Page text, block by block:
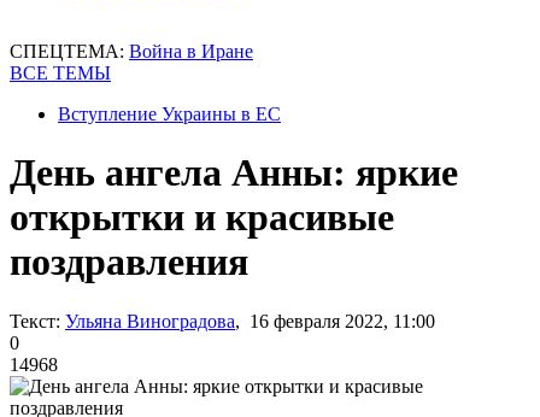
СПЕЦТЕМА: Война в Иране
ВСЕ ТЕМЫ
Вступление Украины в ЕС
День ангела Анны: яркие
открытки и красивые
поздравления
Текст: Ульяна Виноградова, 16 февраля 2022, 11:00
0
14968